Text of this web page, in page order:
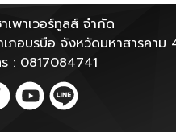
เพาเวอร์ทูลส์ จำกัด
อบรบือ จังหวัดมหาสารคาม
ร : 0817084741